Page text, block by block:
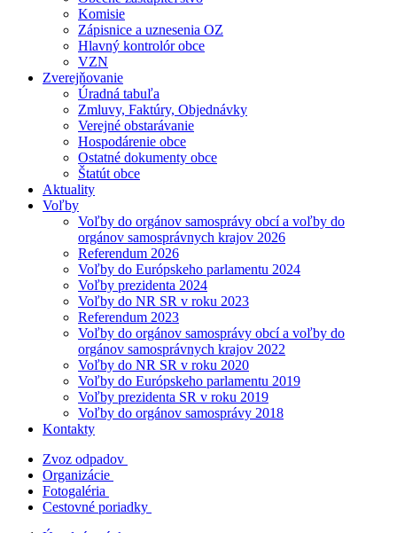
Komisie
Zápisnice a uznesenia OZ
Hlavný kontrolór obce
VZN
Zverejňovanie
Úradná tabuľa
Zmluvy, Faktúry, Objednávky
Verejné obstarávanie
Hospodárenie obce
Ostatné dokumenty obce
Štatút obce
Aktuality
Voľby
Voľby do orgánov samosprávy obcí a voľby do
orgánov samosprávnych krajov 2026
Referendum 2026
Voľby do Európskeho parlamentu 2024
Voľby prezidenta 2024
Voľby do NR SR v roku 2023
Referendum 2023
Voľby do orgánov samosprávy obcí a voľby do
orgánov samosprávnych krajov 2022
Voľby do NR SR v roku 2020
Voľby do Európskeho parlamentu 2019
Voľby prezidenta SR v roku 2019
Voľby do orgánov samosprávy 2018
Kontakty
Zvoz odpadov
Organizácie
Fotogaléria
Cestovné poriadky